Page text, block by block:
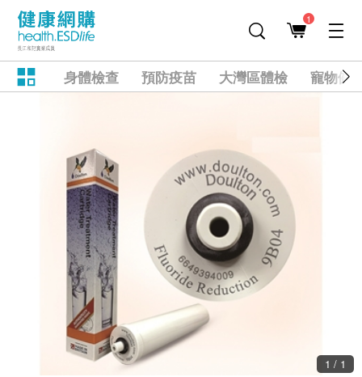
1
身體檢查 預防疫苗 大灣區體檢 寵物健
1 / 1